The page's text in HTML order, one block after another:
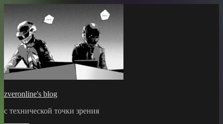
содержимому
zveronline's blog
с технической точки зрения